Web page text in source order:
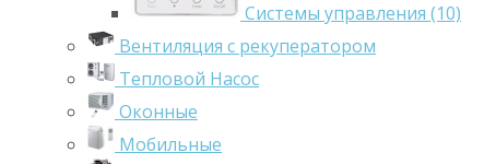
Системы управления (10)
Вентиляция с рекуператором
Тепловой Насос
Оконные
Мобильные